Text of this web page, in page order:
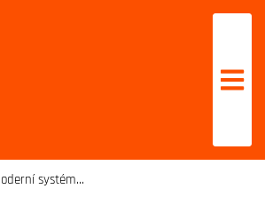
systém…